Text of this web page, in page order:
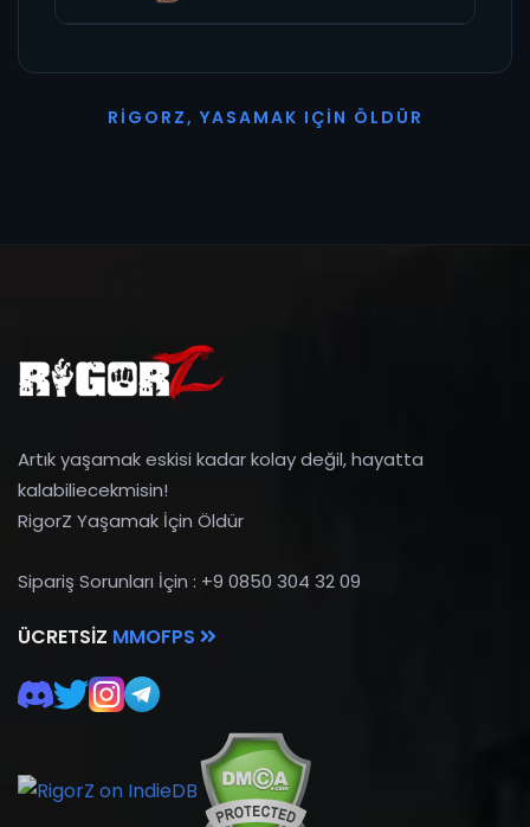
R I G O R Z, YASAMAK I ÇI N Ö L D Ü R
Artık yaşamak eskisi kadar kolay değil, hayatta
kalabiliecekmisin!
RigorZ Yaşamak İçin Öldür
Sipariş Sorunları İçin : +9 0850 304 32 09
ÜCRETSIZ MMOFPS